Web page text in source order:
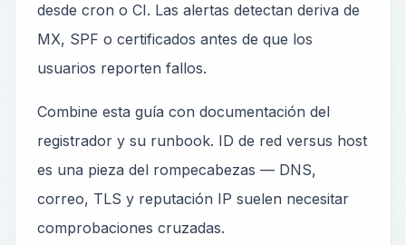
desde cron o CI. Las alertas detectan deriva de
MX, SPF o certificados antes de que los
usuarios reporten fallos.
Combine esta guía con documentación del
registrador y su runbook. ID de red versus host
es una pieza del rompecabezas — DNS,
correo, TLS y reputación IP suelen necesitar
comprobaciones cruzadas.